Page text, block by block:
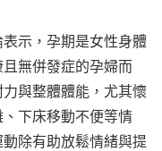
示，孕期是女性身體
無併發症的孕婦而
與整體體能，尤其懷
下床移動不便等情
除有助放鬆情緒與提